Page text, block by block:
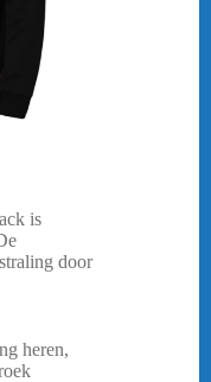
is
door
heren,